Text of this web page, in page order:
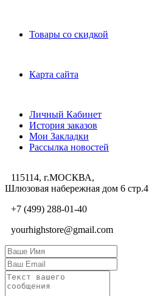
Товары со скидкой
Карта сайта
Личный Кабинет
История заказов
Мои Закладки
Рассылка новостей
115114, г.МОСКВА,
Шлюзовая набережная дом 6 стр.4
+7 (499) 288-01-40
yourhighstore@gmail.com